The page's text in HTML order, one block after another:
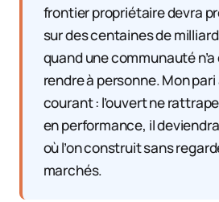
frontier propriétaire devra
sur des centaines de
quand une communauté
rendre à personne. Mon
courant : l’ouvert ne
en performance, il
où l’on construit sans
marchés.